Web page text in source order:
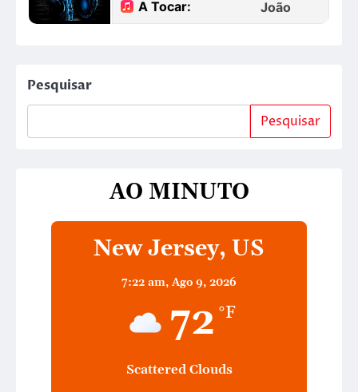
Pesquisar
Pesquisar
AO MINUTO
New Jersey, US
7:22 am, Ago 9, 2026
72 °F
Scattered Clouds